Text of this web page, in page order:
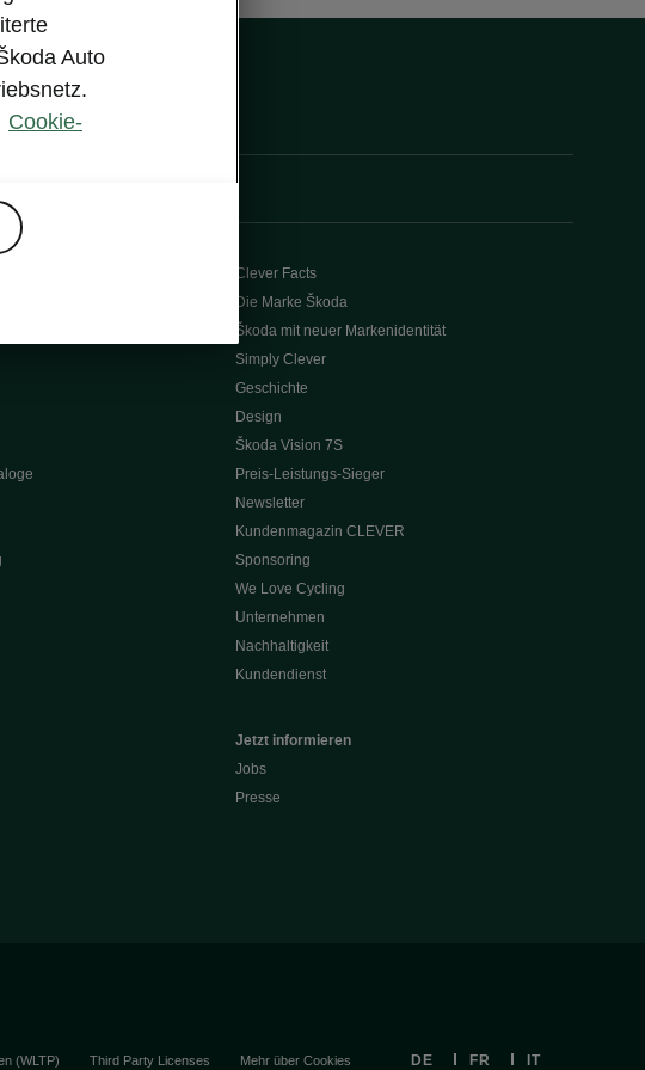
Clever Facts
Die Marke Škoda
Škoda mit neuer Markenidentität
Simply Clever
Geschichte
Design
Škoda Vision 7S
Preis-Leistungs-Sieger
Newsletter
Kundenmagazin CLEVER
Sponsoring
We Love Cycling
Unternehmen
Nachhaltigkeit
Kundendienst
Jetzt informieren
Jobs
Presse
(WLTP) Third Party Licenses Mehr über Cookies DE FR IT
Auto
Cookie-